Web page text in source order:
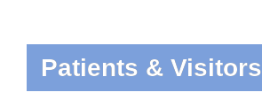
Patients & Visitors